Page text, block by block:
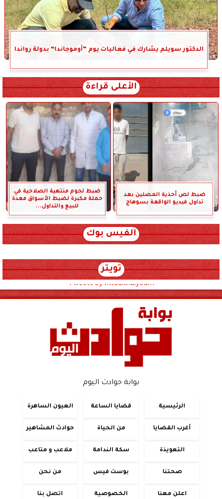
الدكتور سويلم يشارك في فعاليات يوم “أوموجاندا” بدولة رواندا
الأعلى قراءة
ضبط لص أحذية المصلين بعد
تداول فيديو الواقعة بسوهاج
ضبط لحوم منتهية الصلاحية في
حملة مكبرة لضبط الأسواق معدة
للبيع والتداول...
الفيس بوك
تويتر
Tweets by hwadithalyoum
بوابة حوادث اليوم
الرئيسية قضايا الساعة العيون الساهرة
أغرب القضايا من الحياة حوادث المشاهير
التعويذة سكة الندامة ملاعب و متاعب
صحتنا بوست فيس من نحن
اعلن معنا الخصوصية اتصل بنا